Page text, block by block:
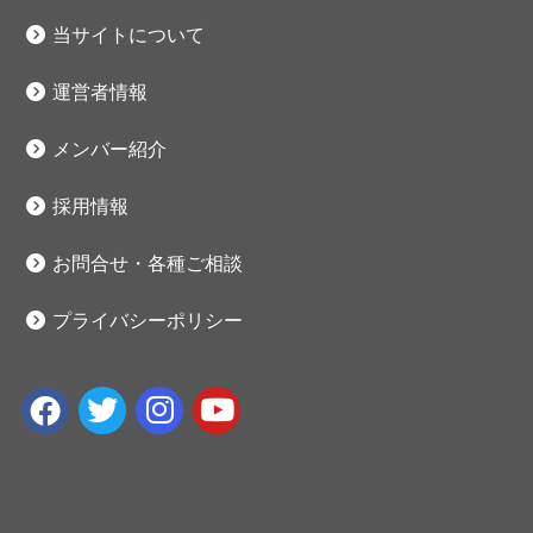
当サイトについて
運営者情報
メンバー紹介
採用情報
お問合せ・各種ご相談
プライバシーポリシー